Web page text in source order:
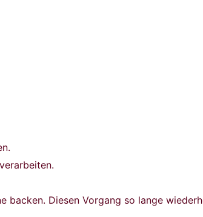
backen. Diesen Vorgang so lange